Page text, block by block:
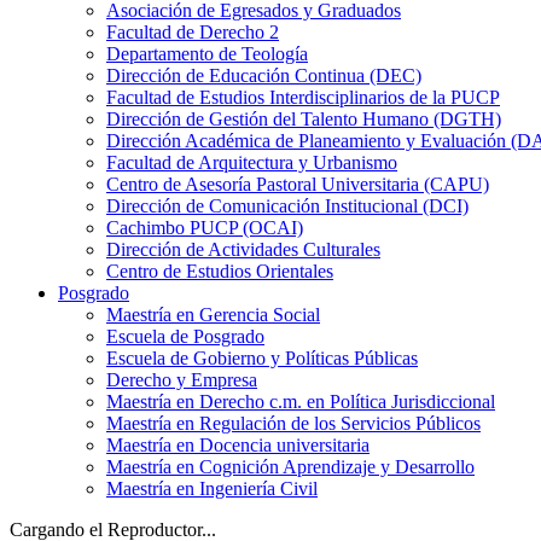
Asociación de Egresados y Graduados
Facultad de Derecho 2
Departamento de Teología
Dirección de Educación Continua (DEC)
Facultad de Estudios Interdisciplinarios de la PUCP
Dirección de Gestión del Talento Humano (DGTH)
Dirección Académica de Planeamiento y Evaluación
Facultad de Arquitectura y Urbanismo
Centro de Asesoría Pastoral Universitaria (CAPU)
Dirección de Comunicación Institucional (DCI)
Cachimbo PUCP (OCAI)
Dirección de Actividades Culturales
Centro de Estudios Orientales
Posgrado
Maestría en Gerencia Social
Escuela de Posgrado
Escuela de Gobierno y Políticas Públicas
Derecho y Empresa
Maestría en Derecho c.m. en Política Jurisdiccional
Maestría en Regulación de los Servicios Públicos
Maestría en Docencia universitaria
Maestría en Cognición Aprendizaje y Desarrollo
Maestría en Ingeniería Civil
Cargando el Reproductor...